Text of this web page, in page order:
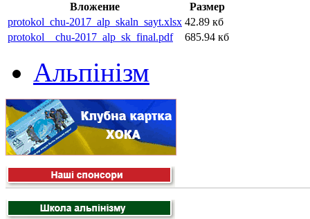
Вложение
Размер
protokol_chu-2017_alp_skaln_sayt.xlsx 42.89 кб
protokol__chu-2017_alp_sk_final.pdf
685.94 кб
Альпінізм